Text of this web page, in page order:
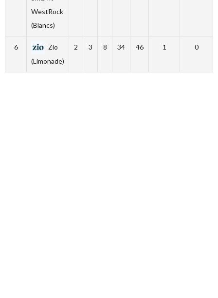
WestRock
(Blancs)
6
Zio
(Limonade)
2 3 8 34 46 1 0